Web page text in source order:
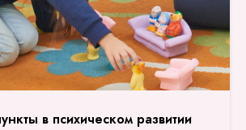
в психическом развитии